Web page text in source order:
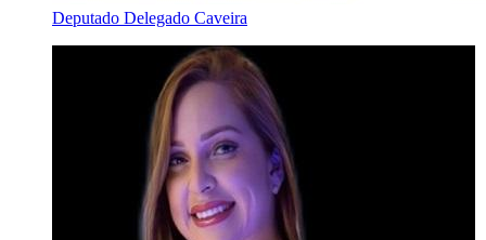
Deputado Delegado Caveira